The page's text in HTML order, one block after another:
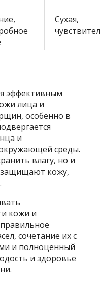
Сухая,
эффективным
лица и
особенно в
и
среды.
влагу, но и
защищают кожу,
кожи и
сочетание их с
и полноценный
и здоровье